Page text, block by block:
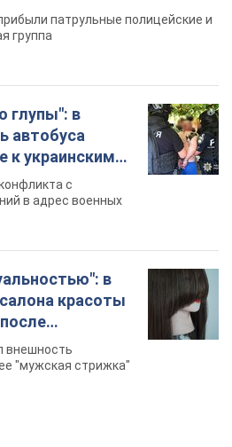
патрульные полицейские и
группа
глупы": в
автобуса
к украинским
за это.
с
в адрес военных
в
красоты
скандал.
внешность
"мужская стрижка"